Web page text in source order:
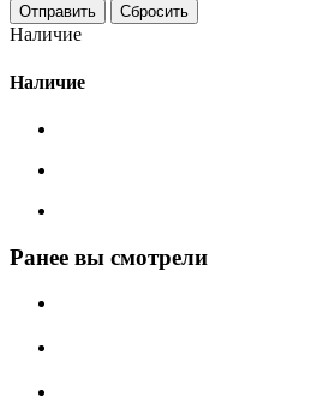
Сбросить
Наличие
Наличие
Ранее вы смотрели